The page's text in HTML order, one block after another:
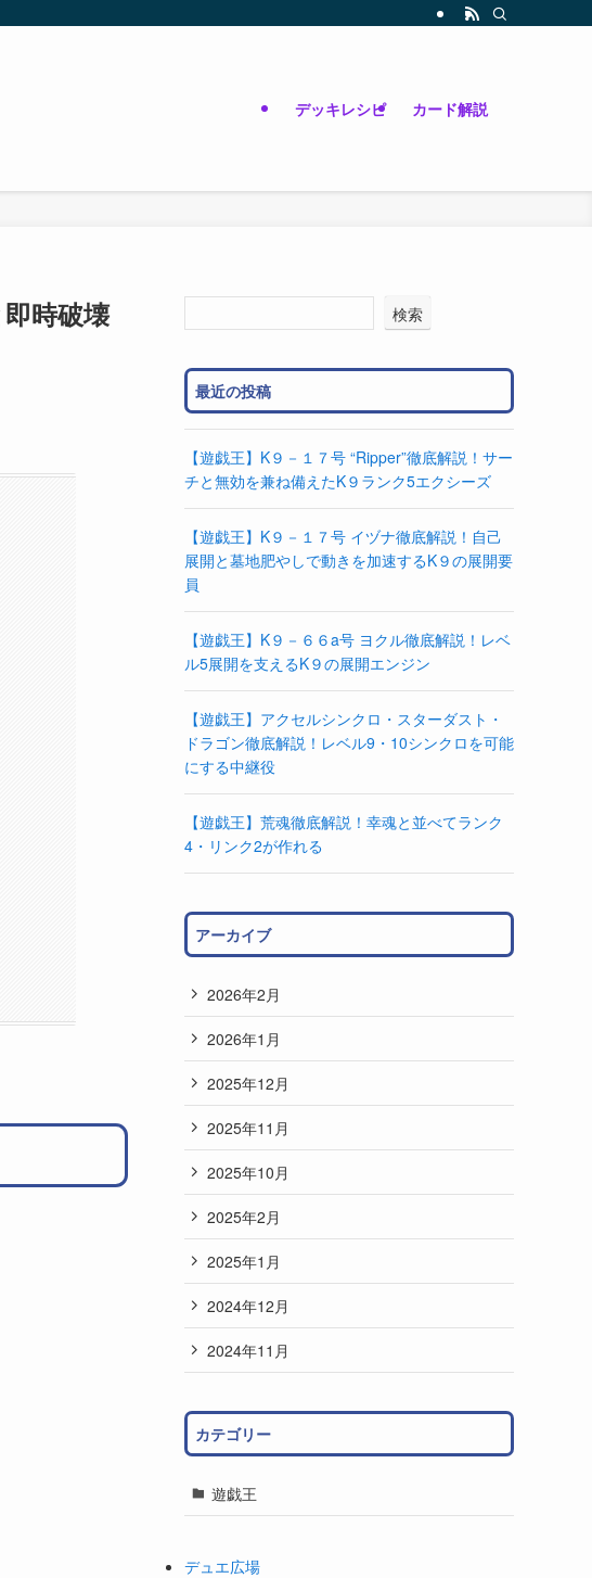
デッキレシピ カード解説
時破壊
検索
最近の投稿
【遊戯王】K９－１７号 “Ripper”徹底解説！サー
チと無効を兼ね備えたK９ランク5エクシーズ
【遊戯王】K９－１７号 イヅナ徹底解説！自己
展開と墓地肥やしで動きを加速するK９の展開要
員
【遊戯王】K９－６６a号 ヨクル徹底解説！レベ
ル5展開を支えるK９の展開エンジン
【遊戯王】アクセルシンクロ・スターダスト・
ドラゴン徹底解説！レベル9・10シンクロを可能
にする中継役
【遊戯王】荒魂徹底解説！幸魂と並べてランク
4・リンク2が作れる
アーカイブ
2026年2月
2026年1月
2025年12月
2025年11月
2025年10月
2025年2月
2025年1月
2024年12月
2024年11月
カテゴリー
遊戯王
デュエ広場